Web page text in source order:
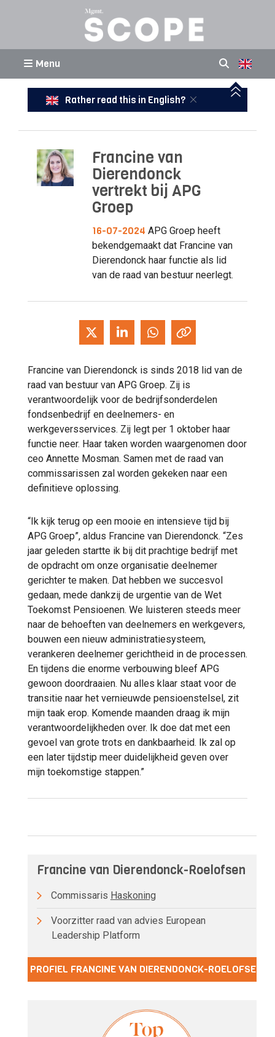
Menu
Rather read this in English?
Francine van
Dierendonck
vertrekt bij APG
Groep
16-07-2024 APG Groep heeft
bekendgemaakt dat Francine van
Dierendonck haar functie als lid
van de raad van bestuur neerlegt.
Francine van Dierendonck is sinds 2018 lid van de
raad van bestuur van APG Groep. Zij is
verantwoordelijk voor de bedrijfsonderdelen
fondsenbedrijf en deelnemers- en
werkgeversservices. Zij legt per 1 oktober haar
functie neer. Haar taken worden waargenomen door
ceo Annette Mosman. Samen met de raad van
commissarissen zal worden gekeken naar een
definitieve oplossing.
“Ik kijk terug op een mooie en intensieve tijd bij
APG Groep”, aldus Francine van Dierendonck. “Zes
jaar geleden startte ik bij dit prachtige bedrijf met
de opdracht om onze organisatie deelnemer
gerichter te maken. Dat hebben we succesvol
gedaan, mede dankzij de urgentie van de Wet
Toekomst Pensioenen. We luisteren steeds meer
naar de behoeften van deelnemers en werkgevers,
bouwen een nieuw administratiesysteem,
verankeren deelnemer gerichtheid in de processen.
En tijdens die enorme verbouwing bleef APG
gewoon doordraaien. Nu alles klaar staat voor de
transitie naar het vernieuwde pensioenstelsel, zit
mijn taak erop. Komende maanden draag ik mijn
verantwoordelijkheden over. Ik doe dat met een
gevoel van grote trots en dankbaarheid. Ik zal op
een later tijdstip meer duidelijkheid geven over
mijn toekomstige stappen.”
Francine van Dierendonck-Roelofsen
Commissaris Haskoning
Voorzitter raad van advies European
Leadership Platform
PROFIEL FRANCINE VAN DIERENDONCK-ROELOFSEN